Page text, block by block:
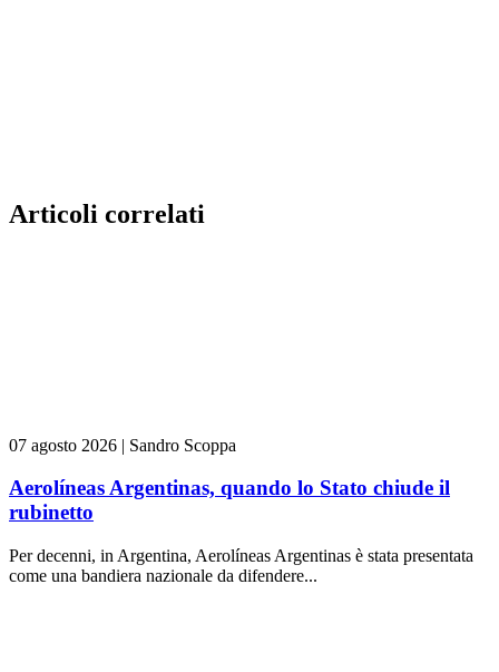
Articoli correlati
07 agosto 2026 | Sandro Scoppa
Aerolíneas Argentinas, quando lo Stato chiude il
rubinetto
Per decenni, in Argentina, Aerolíneas Argentinas è stata presentata
come una bandiera nazionale da difendere...